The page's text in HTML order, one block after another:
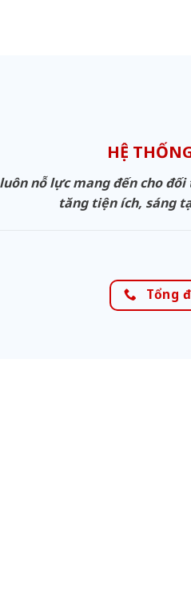
HỆ
luôn nỗ lực mang đến cho
tăng tiện ích, sáng
Tổng